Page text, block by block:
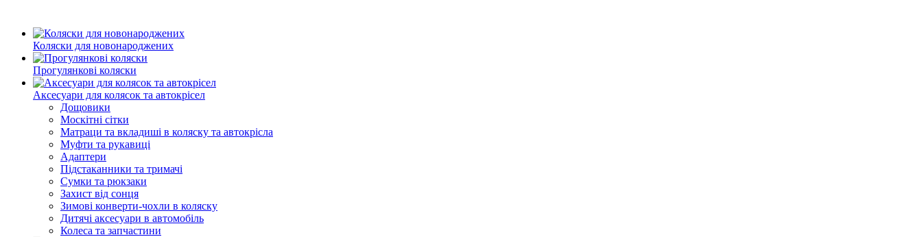
Коляски для новонароджених
Прогулянкові коляски
Аксесуари для колясок та автокрісел
Дощовики
Москітні сітки
Матраци та вкладиші в коляску та автокрісла
Муфти та рукавиці
Адаптери
Підстаканники та тримачі
Сумки та рюкзаки
Захист від сонця
Зимові конверти-чохли в коляску
Дитячі аксесуари в автомобіль
Колеса та запчастини